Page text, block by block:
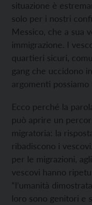
situazione è
solo per i nostri
Messico, che a sua
immigrazione. I
quartieri sicuri,
gang che uccidono
argomenti possiamo
Ecco perché la
può aprire un
migratoria: la
ribadiscono i
per le migrazioni,
vescovi hanno
“l’umanità
loro sono genitori e